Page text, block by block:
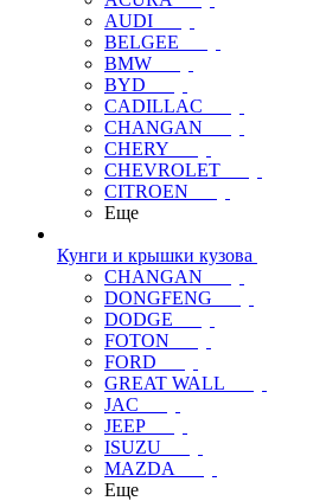
AUDI
BELGEE
BMW
BYD
CADILLAC
CHANGAN
CHERY
CHEVROLET
CITROEN
Еще
Кунги и крышки кузова
CHANGAN
DONGFENG
DODGE
FOTON
FORD
GREAT WALL
JAC
JEEP
ISUZU
MAZDA
Еще